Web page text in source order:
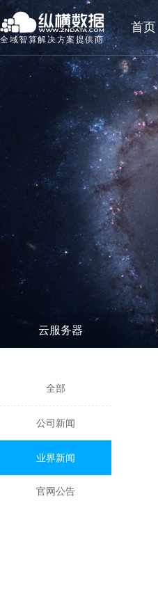
全域智算解决方案提供商
首页
云服务器
全部
公司新闻
业界新闻
官网公告